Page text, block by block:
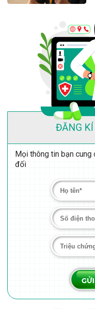
ĐĂNG
Mọi thông tin bạn
đối